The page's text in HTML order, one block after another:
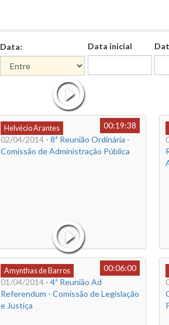
Data: Data inicial
Helvécio Arantes
00:19:38
02/04/2014- 8ª Reunião Ordinária -
Comissão de Administração Pública
Amynthas de Barros
00:06:00
01/04/2014- 4ª Reunião Ad
Referendum - Comissão de Legislação
e Justiça